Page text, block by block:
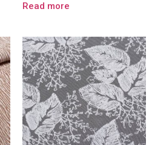
Read more